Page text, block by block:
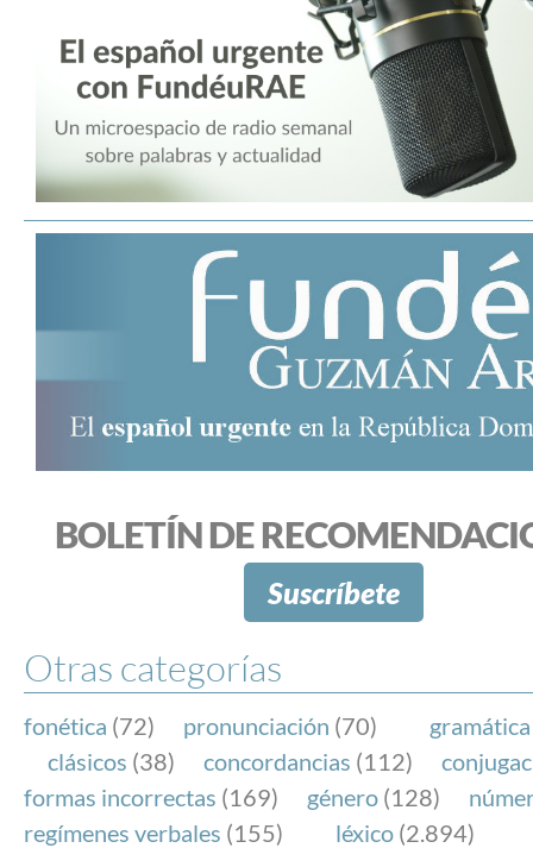
BOLETÍN DE
Suscríbete
Otras categorías
fonética (72) pronunciación (70) gramática
clásicos (38) concordancias (112)
formas incorrectas (169) género (128)
regímenes verbales (155) léxico (2.894)